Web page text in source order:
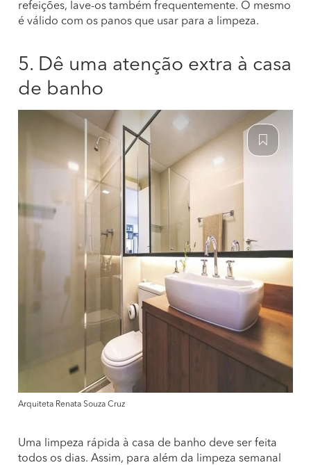
refeições, lave-os também frequentemente. O mesmo
é válido com os panos que usar para a limpeza.
5. Dê uma atenção extra à casa
de banho
Arquiteta Renata Souza Cruz
Uma limpeza rápida à casa de banho deve ser feita
todos os dias. Assim, para além da limpeza semanal